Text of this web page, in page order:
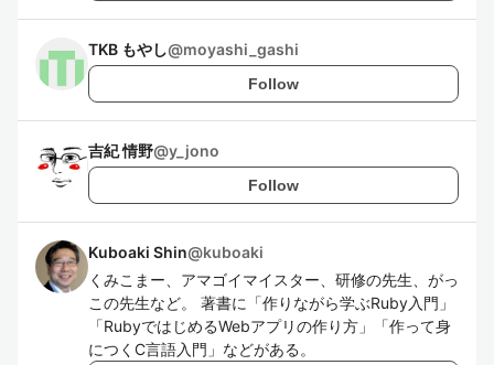
TKB もやし@moyashi_gashi
Follow
吉紀 情野@y_jono
Follow
Kuboaki Shin@kuboaki
くみこまー、アマゴイマイスター、研修の先生、がっ
この先生など。 著書に「作りながら学ぶRuby入門」
「RubyではじめるWebアプリの作り方」「作って身
につくC言語入門」などがある。